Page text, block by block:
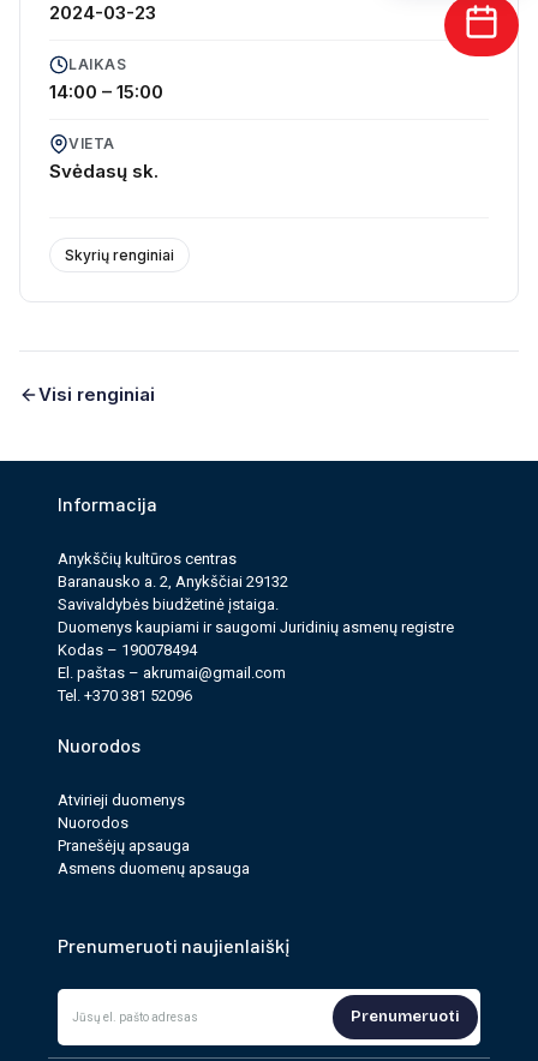
2024-03-23
LAIKAS
14:00 – 15:00
VIETA
Svėdasų sk.
Skyrių renginiai
Visi renginiai
Informacija
Anykščių kultūros cen­tras
Baranausko a. 2, Anykščiai 29132
Savi­valdy­bės biudžet­inė įstaiga.
Duomenys kau­pi­ami ir saugomi Juri­dinių asmenų reg­istre
Kodas – 190078494
El. paš­tas – akrumai@gmail.com
Tel. +370 381 52096
Nuorodos
Atvirieji duomenys
Nuorodos
Pranešėjų apsauga
Asmens duomenų apsauga
Prenumeruoti naujienlaiškį
Prenumeruoti